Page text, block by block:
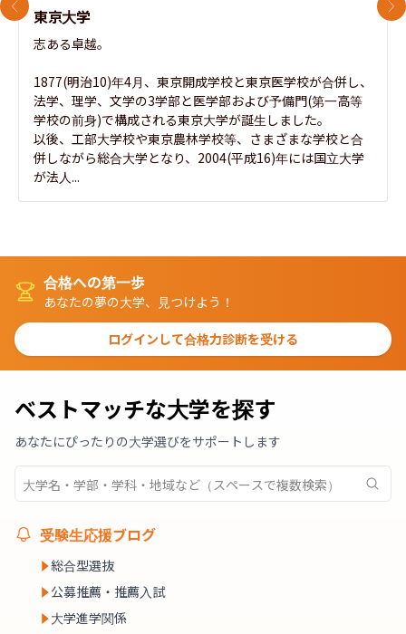
東京大学
志ある卓越。
1877(明治10)年4月、東京開成学校と東京医学校が合併し、
法学、理学、文学の3学部と医学部および予備門(第一高等
学校の前身)で構成される東京大学が誕生しました。
以後、工部大学校や東京農林学校等、さまざまな学校と合
併しながら総合大学となり、2004(平成16)年には国立大学
が法人...
前のスライド 次
合格への第一歩
あなたの夢の大学、見つけよう！
ログインして合格力診断を受ける
ベストマッチな大学を探す
あなたにぴったりの大学選びをサポートします
受験生応援ブログ
総合型選抜
公募推薦・推薦入試
大学進学関係